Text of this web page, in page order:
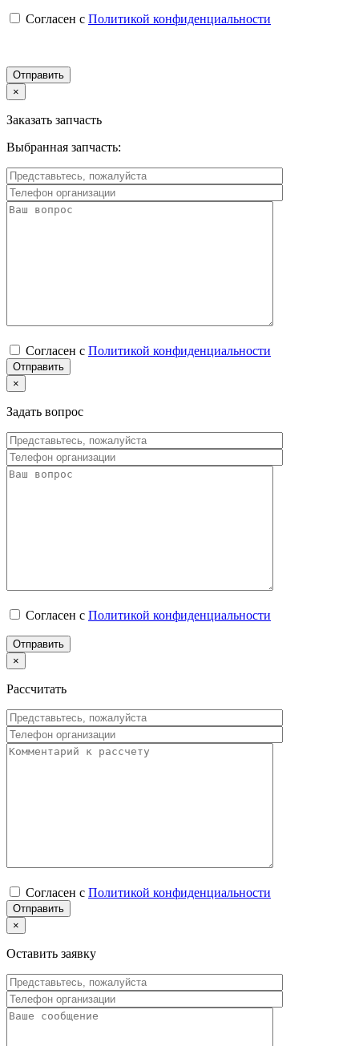
Согласен с Политикой конфиденциальности
×
Заказать запчасть
Выбранная запчасть:
Согласен с Политикой конфиденциальности
×
Задать вопрос
Согласен с Политикой конфиденциальности
×
Рассчитать
Согласен с Политикой конфиденциальности
×
Оставить заявку